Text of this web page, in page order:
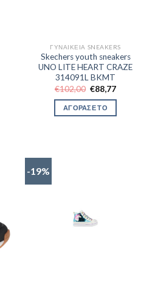
ΓΥΝΑΙΚΕΊΑ SNEAKERS
Skechers youth sneakers
UNO LITE HEART CRAZE
314091L BKMT
€102,00 Original
price
was:
€102,00.
€88,77Η
ΑΓΟΡΑΣΕ ΤΟ
-19%